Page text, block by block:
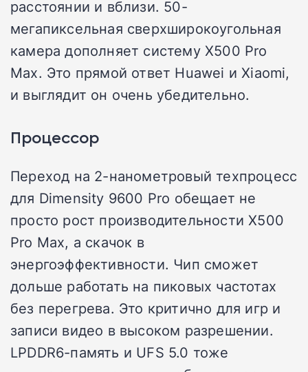
расстоянии и вблизи. 50-
мегапиксельная сверхширокоугольная
камера дополняет систему X500 Pro
Max. Это прямой ответ Huawei и Xiaomi,
и выглядит он очень убедительно.
Процессор
Переход на 2-нанометровый техпроцесс
для Dimensity 9600 Pro обещает не
просто рост производительности X500
Pro Max, а скачок в
энергоэффективности. Чип сможет
дольше работать на пиковых частотах
без перегрева. Это критично для игр и
записи видео в высоком разрешении.
LPDDR6-память и UFS 5.0 тоже